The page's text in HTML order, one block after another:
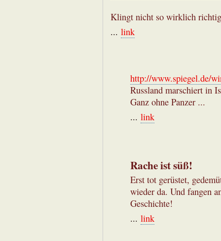
Klingt nicht so wirklich
... link
http://www.spiegel.de/
Russland marschiert in
Ganz ohne Panzer ...
... link
Rache ist süß!
Erst tot gerüstet,
wieder da. Und fangen
Geschichte!
... link